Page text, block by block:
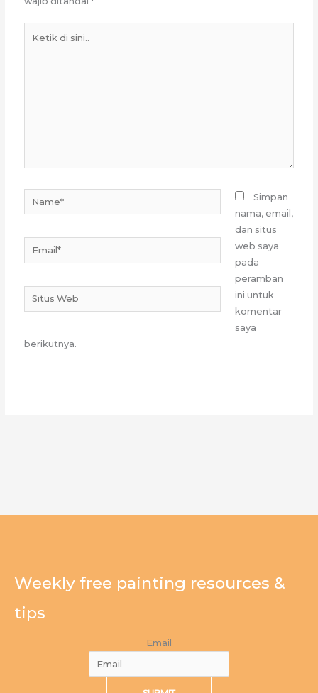
Email*
Situs
Web
Simpan
nama, email,
dan situs
web saya
pada
peramban
ini untuk
komentar
saya
berikutnya.
Weekly free painting resources &
tips
Email